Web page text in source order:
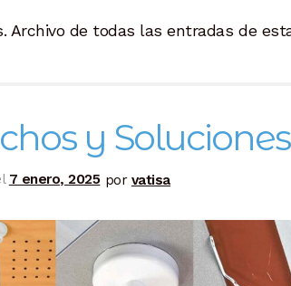
Archivo de todas las entradas de
y
7 enero, 2025 por vatisa